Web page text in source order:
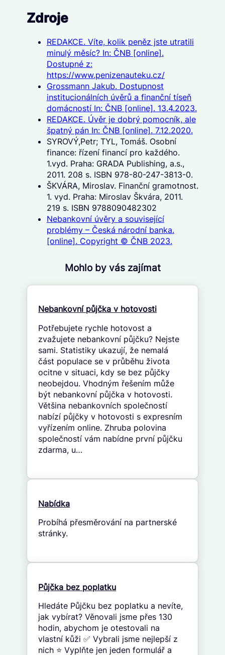
Zdroje
REDAKCE. Víte, kolik peněz jste utratili
minulý měsíc? In: ČNB [online].
Dostupné z:
https://www.penizenauteku.cz/
Grossmann Jakub. Dostupnost
institucionálních úvěrů a finanční tíseň
domácností In: ČNB [online]. 13.4.2023.
REDAKCE. Úvěr je dobrý pomocník, ale
špatný pán In: ČNB [online]. 7.12.2020.
SYROVÝ,Petr; TYL, Tomáš. Osobní
finance: řízení financí pro každého.
1.vyd. Praha: GRADA Publishing, a.s.,
2011. 208 s. ISBN 978-80-247-3813-0.
ŠKVÁRA, Miroslav. Finanční gramotnost.
1. vyd. Praha: Miroslav Škvára, 2011.
219 s. ISBN 9788090482302
Nebankovní úvěry a související
problémy – Česká národní banka.
[online]. Copyright © ČNB 2023.
Mohlo by vás zajímat
Nebankovní půjčka v hotovosti
Potřebujete rychle hotovost a
zvažujete nebankovní půjčku? Nejste
sami. Statistiky ukazují, že nemalá
část populace se v průběhu života
ocitne v situaci, kdy se bez půjčky
neobejdou. Vhodným řešením může
být nebankovní půjčka v hotovosti.
Většina nebankovních společností
nabízí půjčky v hotovosti s expresním
vyřízením online. Zhruba polovina
společností vám nabídne první půjčku
zdarma, u…
Nabídka
Probíhá přesměrování na partnerské
stránky.
Půjčka bez poplatku
Hledáte Půjčku bez poplatku a nevíte,
jak vybírat? Věnovali jsme přes 130
hodin, abychom je otestovali na
vlastní kůži ✅ Vybrali jsme nejlepší z
nich ⭐ Vyplňte jen jeden formulář a